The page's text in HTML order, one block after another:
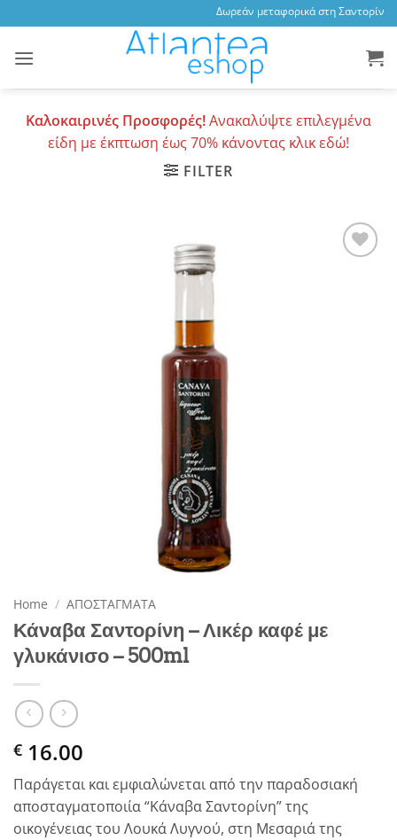
to
content
Δωρεάν μεταφορικά στη
Καλοκαιρινές Προσφορές!Ανακαλύψτε επιλεγμένα
είδη με έκπτωση έως 70% κάνοντας κλικ εδώ!
FILTER
Home / ΑΠΟΣΤΑΓΜΑΤΑ
Κάναβα Σαντορίνη – Λικέρ καφέ με
γλυκάνισο – 500ml
€ 16.00
Παράγεται και εμφιαλώνεται από την παραδοσιακή
αποσταγματοποιία “Κάναβα Σαντορίνη” της
οικογένειας του Λουκά Λυγνού, στη Μεσαριά της